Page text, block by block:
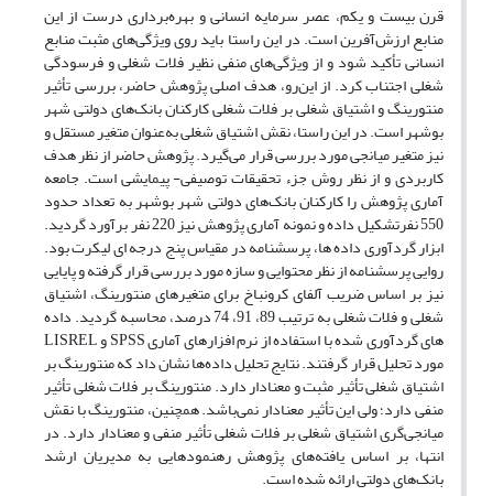
قرن بیست و یکم، عصر سرمایه انسانی و بهره‌برداری درست از این
منابع ارزش‌آفرین است. در این راستا باید روی ویژگی‌های مثبت منابع
انسانی تأکید شود و از ویژگی‌های منفی نظیر فلات شغلی و فرسودگی
شغلی اجتناب کرد. از این‌رو، هدف اصلی پژوهش حاضر، بررسی تأثیر
منتورینگ و اشتیاق شغلی بر فلات شغلی کارکنان بانک‌های دولتی شهر
بوشهر است. در این راستا، نقش اشتیاق شغلی به‌عنوان متغیر مستقل و
نیز متغیر میانجی مورد بررسی قرار می‌گیرد. پژوهش حاضر از نظر هدف
کاربردی و از نظر روش جزء تحقیقات توصیفی- پیمایشی است. جامعه
آماری پژوهش را کارکنان بانک‌های دولتی شهر بوشهر به تعداد حدود
550 نفرتشکیل داده و نمونه آماری پژوهش نیز 220 نفر برآورد گردید.
ابزار گردآوری داده ها، پرسشنامه در مقیاس پنج درجه ای لیکرت بود.
روایی پرسشنامه از نظر محتوایی و سازه مورد بررسی قرار گرفته و پایایی
نیز بر اساس ضریب آلفای کرونباخ برای متغیرهای منتورینگ، اشتیاق
شغلی و فلات شغلی به ترتیب 89، 91، 74 درصد، محاسبه گردید. داده
های گردآوری شده با استفاده از نرم افزارهای آماری SPSS و LISREL
مورد تحلیل قرار گرفتند. نتایج تحلیل داده‌ها نشان داد که منتورینگ بر
اشتیاق شغلی تأثیر مثبت و معنادار دارد. منتورینگ بر فلات شغلی تأثیر
منفی دارد؛ ولی این تأثیر معنادار نمی‌باشد. همچنین، منتورینگ با نقش
میانجی‌گری اشتیاق شغلی بر فلات شغلی تأثیر منفی و معنادار دارد. در
انتها، بر اساس یافته‌های پژوهش رهنمودهایی به مدیریان ارشد
بانک‌های دولتی ارائه شده است.